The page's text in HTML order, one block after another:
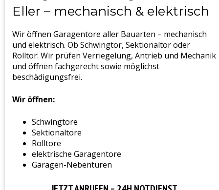
Eller – mechanisch & elektrisch
Wir öffnen Garagentore aller Bauarten – mechanisch
und elektrisch. Ob Schwingtor, Sektionaltor oder
Rolltor: Wir prüfen Verriegelung, Antrieb und Mechanik
und öffnen fachgerecht sowie möglichst
beschädigungsfrei.
Wir öffnen:
Schwingtore
Sektionaltore
Rolltore
elektrische Garagentore
Garagen-Nebentüren